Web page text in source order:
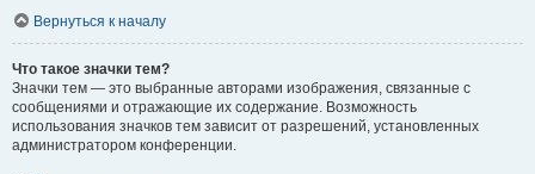
Вернуться к началу
Что такое значки тем?
Значки тем — это выбранные авторами изображения, связанные с
сообщениями и отражающие их содержание. Возможность
использования значков тем зависит от разрешений, установленных
администратором конференции.